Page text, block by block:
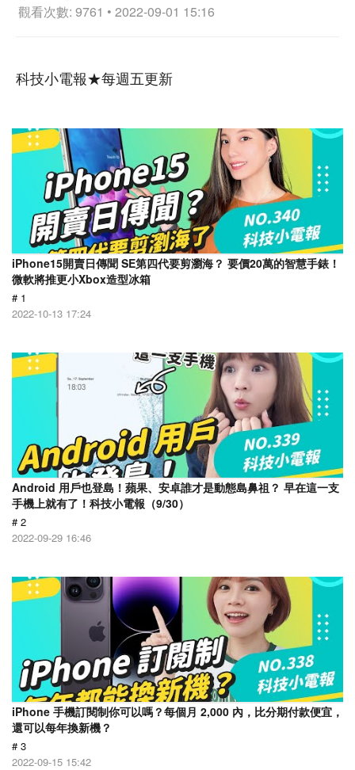
觀看次數: 9761 • 2022-09-01 15:16
科技小電報★每週五更新
iPhone15開賣日傳聞 SE第四代要剪瀏海？ 要價20萬的智慧手錶！
微軟將推更小Xbox造型冰箱
# 1
2022-10-13 17:24
Android 用戶也登島！蘋果、安卓誰才是動態島鼻祖？ 早在這一支
手機上就有了！科技小電報（9/30）
# 2
2022-09-29 16:46
iPhone 手機訂閱制你可以嗎？每個月 2,000 內，比分期付款便宜，
還可以每年換新機？
# 3
2022-09-15 15:42